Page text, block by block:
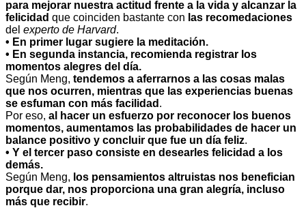
para mejorar nuestra actitud frente a la vida y alcanzar la
felicidad que coinciden bastante con las recomedaciones
del experto de Harvard.
• En primer lugar sugiere la meditación.
• En segunda instancia, recomienda registrar los
momentos alegres del día.
Según Meng, tendemos a aferrarnos a las cosas malas
que nos ocurren, mientras que las experiencias buenas
se esfuman con más facilidad .
Por eso, al hacer un esfuerzo por reconocer los buenos
momentos, aumentamos las probabilidades de hacer un
balance positivo y concluir que fue un día feliz.
• Y el tercer paso consiste en desearles felicidad a los
demás.
Según Meng, los pensamientos altruistas nos benefician
porque dar, nos proporciona una gran alegría, incluso
más que recibir.